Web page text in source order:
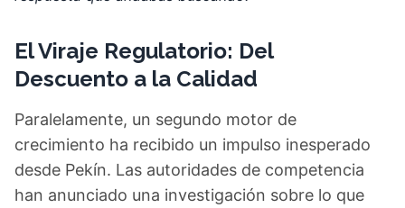
El Viraje Regulatorio: Del
Descuento a la Calidad
Paralelamente, un segundo motor de
crecimiento ha recibido un impulso inesperado
desde Pekín. Las autoridades de competencia
han anunciado una investigación sobre lo que